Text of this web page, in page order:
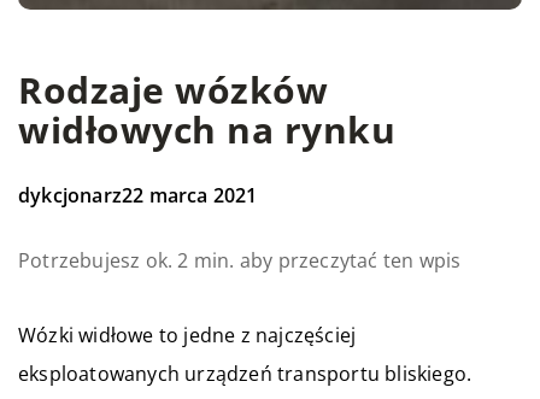
Rodzaje wózków
widłowych na rynku
dykcjonarz22 marca 2021
Potrzebujesz ok. 2 min. aby przeczytać ten wpis
Wózki widłowe to jedne z najczęściej
eksploatowanych urządzeń transportu bliskiego.